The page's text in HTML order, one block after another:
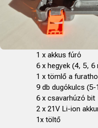
1 x akkus fúró
6 x hegyek (4, 5, 6
1 x tömlő a
9 db dugókulcs (5-
6 x csavarhúzó bit
2 x 21V Li-ion
1x töltő